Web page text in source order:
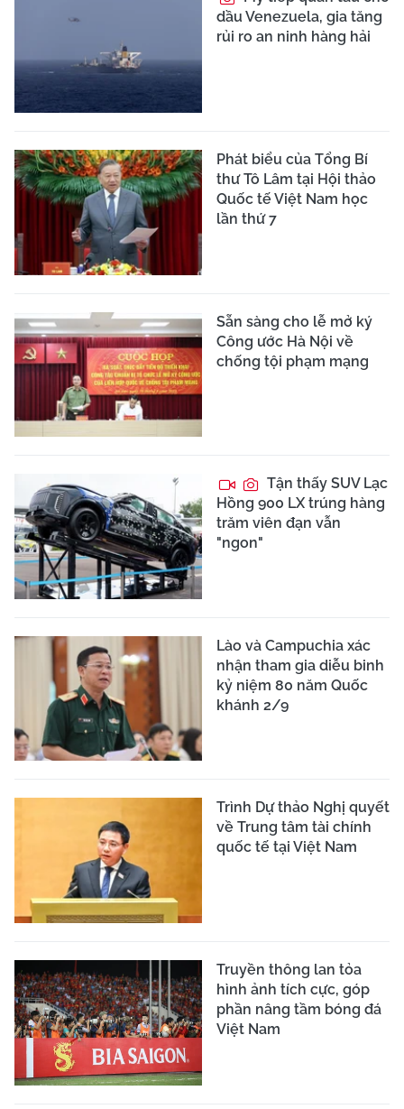
dầu Venezuela, gia tăng
rủi ro an ninh hàng hải
Phát biểu của Tổng Bí
thư Tô Lâm tại Hội thảo
Quốc tế Việt Nam học
lần thứ 7
Sẵn sàng cho lễ mở ký
Công ước Hà Nội về
chống tội phạm mạng
Tận thấy SUV Lạc
Hồng 900 LX trúng hàng
trăm viên đạn vẫn
"ngon"
Lào và Campuchia xác
nhận tham gia diễu binh
kỷ niệm 80 năm Quốc
khánh 2/9
Trình Dự thảo Nghị quyết
về Trung tâm tài chính
quốc tế tại Việt Nam
Truyền thông lan tỏa
hình ảnh tích cực, góp
phần nâng tầm bóng đá
Việt Nam